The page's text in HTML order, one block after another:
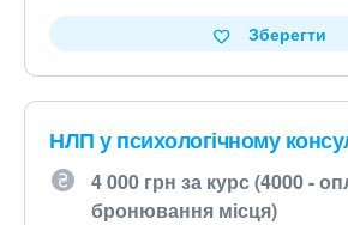
Зберегти
НЛП у психологічному
4 000 грн за курс (4000 -
бронювання місця)